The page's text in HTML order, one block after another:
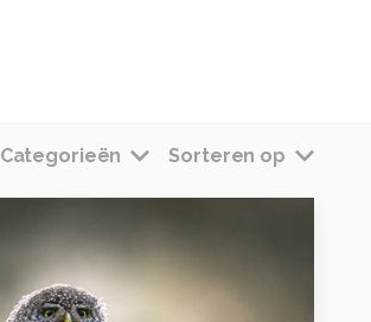
Categorieën Sorteren op